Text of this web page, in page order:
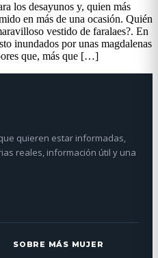
los desayunos y, quien más
en más de una ocasión. Quién
vestido de faralaes?. En
inundados por unas magdalenas
que, más que […]
quieren estar informadas,
reales, información útil y una
SOBRE MÁS MUJER